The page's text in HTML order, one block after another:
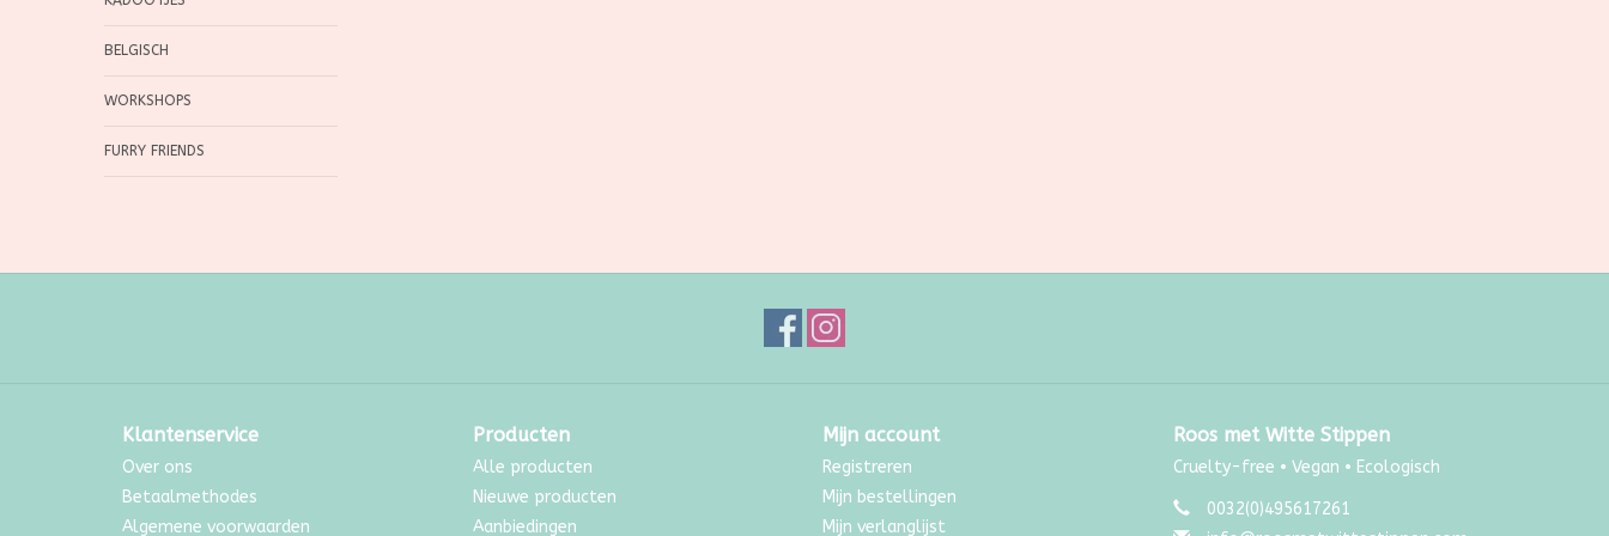
BELGISCH
WORKSHOPS
FURRY FRIENDS
Klantenservice
Over ons
Betaalmethodes
Algemene voorwaarden
Producten
Alle producten
Nieuwe producten
Aanbiedingen
Mijn account
Registreren
Mijn bestellingen
Mijn verlanglijst
Roos met Witte Stippen
Cruelty-free • Vegan • Ecologisch
0032(0)495617261